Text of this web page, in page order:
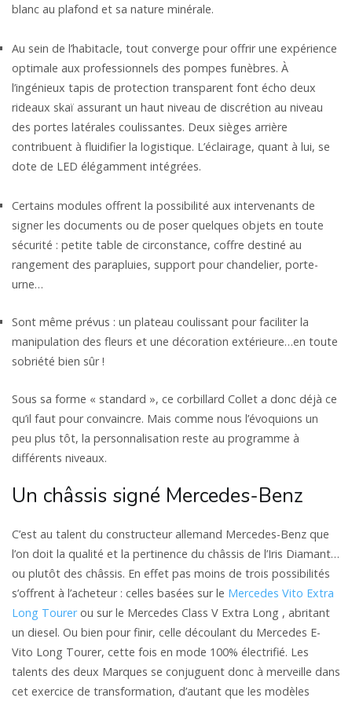
blanc au plafond et sa nature minérale.
Au sein de l’habitacle, tout converge pour offrir une expérience
optimale aux professionnels des pompes funèbres. À
l’ingénieux tapis de protection transparent font écho deux
rideaux skaï assurant un haut niveau de discrétion au niveau
des portes latérales coulissantes. Deux sièges arrière
contribuent à fluidifier la logistique. L’éclairage, quant à lui, se
dote de LED élégamment intégrées.
Certains modules offrent la possibilité aux intervenants de
signer les documents ou de poser quelques objets en toute
sécurité : petite table de circonstance, coffre destiné au
rangement des parapluies, support pour chandelier, porte-
urne…
Sont même prévus : un plateau coulissant pour faciliter la
manipulation des fleurs et une décoration extérieure…en toute
sobriété bien sûr !
Sous sa forme « standard », ce corbillard Collet a donc déjà ce
qu’il faut pour convaincre. Mais comme nous l’évoquions un
peu plus tôt, la personnalisation reste au programme à
différents niveaux.
Un châssis signé Mercedes-Benz
C’est au talent du constructeur allemand Mercedes-Benz que
l’on doit la qualité et la pertinence du châssis de l’Iris Diamant…
ou plutôt des châssis. En effet pas moins de trois possibilités
s’offrent à l’acheteur : celles basées sur le Mercedes Vito Extra
Long Tourerou sur le Mercedes Class V Extra Long , abritant
un diesel. Ou bien pour finir, celle découlant du Mercedes E-
Vito Long Tourer, cette fois en mode 100% électrifié. Les
talents des deux Marques se conjuguent donc à merveille dans
cet exercice de transformation, d’autant que les modèles